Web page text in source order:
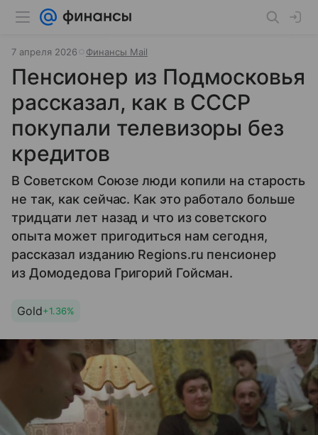
7 апреля 2026 Финансы Mail
Пенсионер из Подмосковья
рассказал, как в СССР
покупали телевизоры без
кредитов
В Советском Союзе люди копили на старость
не так, как сейчас. Как это работало больше
тридцати лет назад и что из советского
опыта может пригодиться нам сегодня,
рассказал изданию Regions.ru пенсионер
из Домодедова Григорий Гойсман.
Gold+1.36%